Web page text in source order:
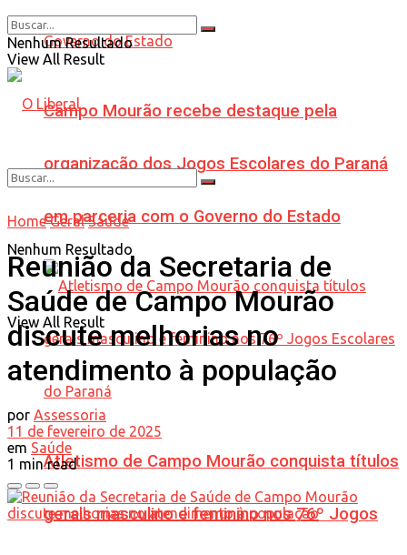
Campo Mourão recebe destaque pela
organização dos Jogos Escolares do Paraná
em parceria com o Governo do Estado
Atletismo de Campo Mourão conquista títulos
gerais masculino e feminino nos 76º Jogos
Nenhum Resultado
View All Result
Nenhum Resultado
View All Result
Home Geral Saúde
Reunião da Secretaria de
Saúde de Campo Mourão
discute melhorias no
atendimento à população
por Assessoria
11 de fevereiro de 2025
em Saúde
1 min read